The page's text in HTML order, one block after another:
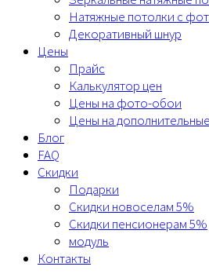
Натяжные потолки с
Декоративный шнур
Цены
Прайс
Калькулятор цен
Цены на фото-обои
Цены на
Блог
FAQ
Скидки
Подарки
Скидки новоселам 5%
Скидки пенсионерам 5%
модуль
Контакты